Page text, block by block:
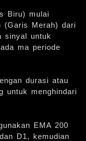
Biru) mulai
(Garis Merah) dari
sinyal untuk
ma periode
durasi atau
untuk menghindari
EMA 200
D1, kemudian